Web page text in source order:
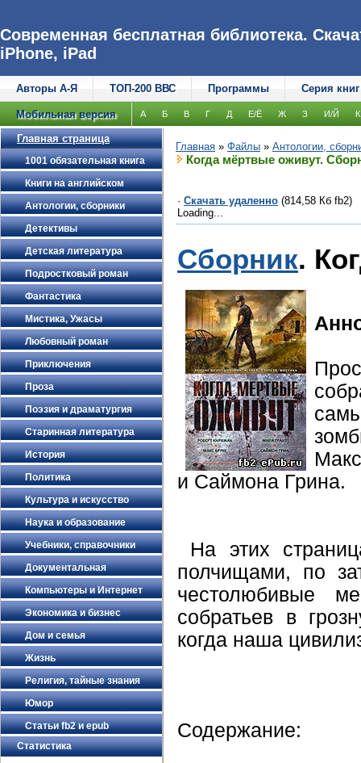
Современная бесплатная библиотека.
iPhone, iPad
Авторы А-Я ТОП-200 ВВС Программы Серия книг
Мобильная версия А Б В Г Д Е/Ё Ж З И/Й К
Главная страница
1001 обязательная книга
Книги на английском
Антологии, сборники
Детективы
Детская литература
Подростковый роман
Фантастика
Мистика, Ужасы
Любовный роман
Приключения
Проза
Поэзия и драматургия
Старинная литература
История
Политика
Культура и искусство
Наука и образование
Учебники, справочники
Документальная
Компьютеры и Интернет
Экономика и бизнес
Дом и семья
Жизнь
Религия, тайные знания
Юмор
Статьи fb2 и epub
Статистика
Главная » Файлы » Антологии,
Когда мёртвые оживут.
· Скачать удаленно (814,58 Кб fb2)
Loading...
Сборник.
и Саймона Грина.
На этих
полчищами, по
честолюбивые
собратьев в
когда наша
Содержание: